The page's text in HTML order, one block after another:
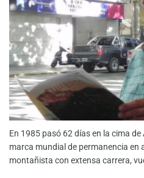
En 1985 pasó 62 días en la cima
marca mundial de permanencia en
montañista con extensa carrera,